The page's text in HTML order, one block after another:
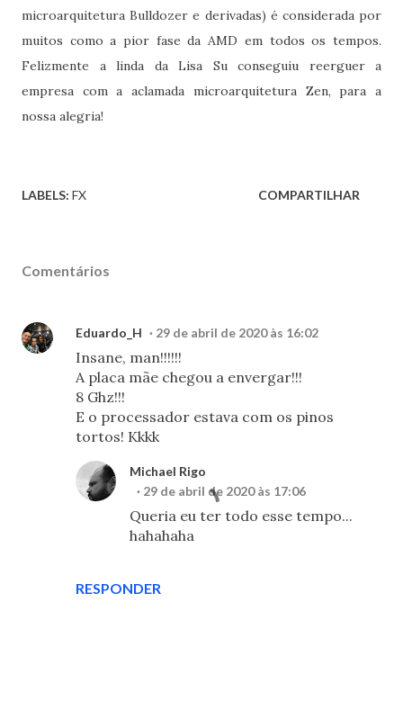
microarquitetura Bulldozer e derivadas) é considerada por
muitos como a pior fase da AMD em todos os tempos.
Felizmente a linda da Lisa Su conseguiu reerguer a
empresa com a aclamada microarquitetura Zen, para a
nossa alegria!
LABELS: FX COMPARTILHAR
Comentários
Eduardo_H 29 de abril de 2020 às 16:02
Insane, man!!!!!!
A placa mãe chegou a envergar!!!
8 Ghz!!!
E o processador estava com os pinos
tortos! Kkkk
RESPONDER
Michael Rigo
29 de abril de 2020 às 17:06
Queria eu ter todo esse tempo...
hahahaha